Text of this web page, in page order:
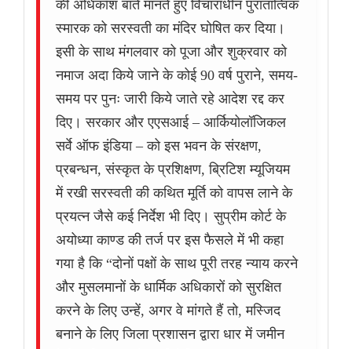
की अधिकाँश बातें मानते हुए विचाराधीन पुरातात्विक
स्मारक को सरस्वती का मंदिर घोषित कर दिया।
इसी के साथ मंगलवार को पूजा और शुक्रवार को
नमाज अदा किये जाने के कोई 90 वर्ष पुराने, समय-
समय पर पुनः जारी किये जाते रहे आदेश रद्द कर
दिए। सरकार और एएसआई – आर्कियोलॉजिकल
सर्वे ऑफ इंडिया – को इस भवन के संरक्षण,
प्रबन्धन, संस्कृत के प्रशिक्षण, ब्रिटिश म्यूजियम
में रखी सरस्वती की कथित मूर्ति को वापस लाने के
प्रयत्न जैसे कई निर्देश भी दिए। सुप्रीम कोर्ट के
अयोध्या काण्ड की तर्ज पर इस फैसले में भी कहा
गया है कि “दोनों पक्षों के साथ पूरी तरह न्याय करने
और मुसलमानों के धार्मिक अधिकारों को सुरक्षित
करने के लिए उन्हें, अगर वे मांगते हैं तो, मस्जिद
बनाने के लिए जिला प्रशासन द्वारा धार में जमीन